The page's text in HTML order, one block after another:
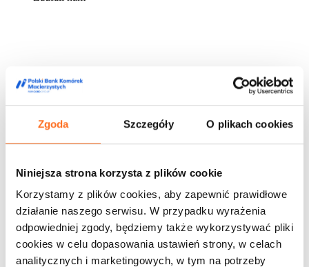
Zgoda Szczegóły O plikach cookies
Niniejsza strona korzysta z plików cookie
Korzystamy z plików cookies, aby zapewnić prawidłowe
działanie naszego serwisu. W przypadku wyrażenia
odpowiedniej zgody, będziemy także wykorzystywać pliki
cookies w celu dopasowania ustawień strony, w celach
analitycznych i marketingowych, w tym na potrzeby